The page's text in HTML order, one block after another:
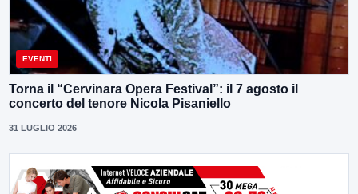
EVENTI
Torna il “Cervinara Opera Festival”: il 7 agosto il
concerto del tenore Nicola Pisaniello
31 LUGLIO 2026